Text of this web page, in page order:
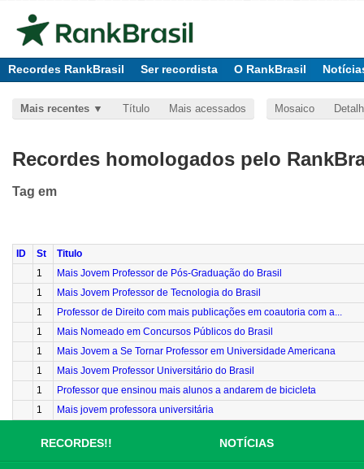
Recordes RankBrasil Ser recordista O RankBrasil
Mais recentes Título Mais acessados Mosaico
Recordes homologados pelo
Tag em
ID St
Titulo
1
Mais Jovem Professor de Pós-Graduação do Brasil
1
Mais Jovem Professor de Tecnologia do Brasil
1
Professor de Direito com mais publicações em coautoria com a...
1
Mais Nomeado em Concursos Públicos do Brasil
1
Mais Jovem a Se Tornar Professor em Universidade Americana
1
Mais Jovem Professor Universitário do Brasil
1
Professor que ensinou mais alunos a andarem de bicicleta
1
Mais jovem professora universitária
RECORDES!! NOTÍCIAS